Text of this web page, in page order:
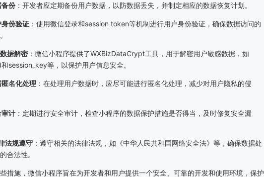
份：开发者应定期备份用户数据，以防数据丢失，并制定相应的数据恢复计划。
身份验证 ：使用微信登录和session token等机制进行用户身份验证，确保数据访问的
据解密：微信小程序提供了WXBizDataCrypt工具，用于解密用户敏感数据，如
session_key等，以保护用户信息安全。
名化处理 ：在处理用户数据时，应尽可能进行匿名化处理，减少对用户隐私的侵
计 ：定期进行安全审计，检查小程序的数据保护措施是否得当，及时修复安全漏
法规遵守 ：遵守相关的法律法规，如《中华人民共和国网络安全法》等，确保数据处
合法性。
措施，微信小程序旨在为开发者和用户提供一个安全、可靠的开发和使用环境，保护